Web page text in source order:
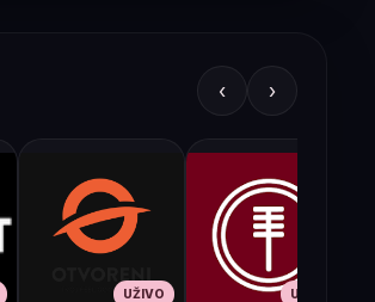
‹ ›
UŽIVO UŽIVO